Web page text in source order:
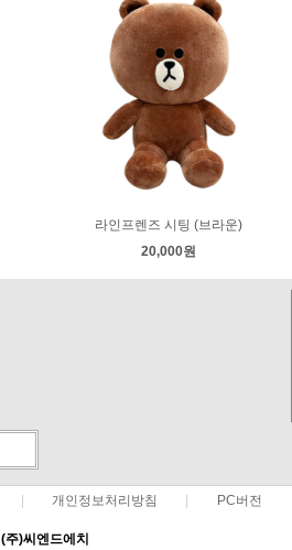
라인프렌즈 시팅 (브라운)
20,000원
개인정보처리방침 PC버전
(주)씨엔드에치